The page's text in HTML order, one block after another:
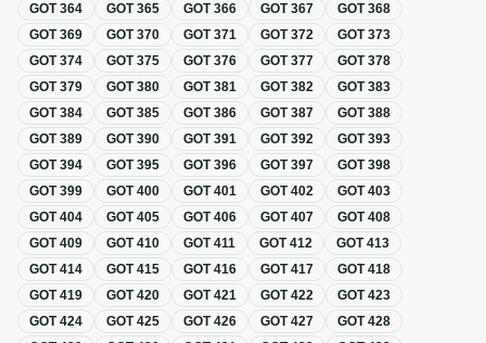
GOT364 GOT365 GOT366 GOT367 GOT368
GOT369 GOT370 GOT371 GOT372 GOT373
GOT374 GOT375 GOT376 GOT377 GOT378
GOT379 GOT380 GOT381 GOT382 GOT383
GOT384 GOT385 GOT386 GOT387 GOT388
GOT389 GOT390 GOT391 GOT392 GOT393
GOT394 GOT395 GOT396 GOT397 GOT398
GOT399 GOT400 GOT401 GOT402 GOT403
GOT404 GOT405 GOT406 GOT407 GOT408
GOT409 GOT410 GOT411 GOT412 GOT413
GOT414 GOT415 GOT416 GOT417 GOT418
GOT419 GOT420 GOT421 GOT422 GOT423
GOT424 GOT425 GOT426 GOT427 GOT428